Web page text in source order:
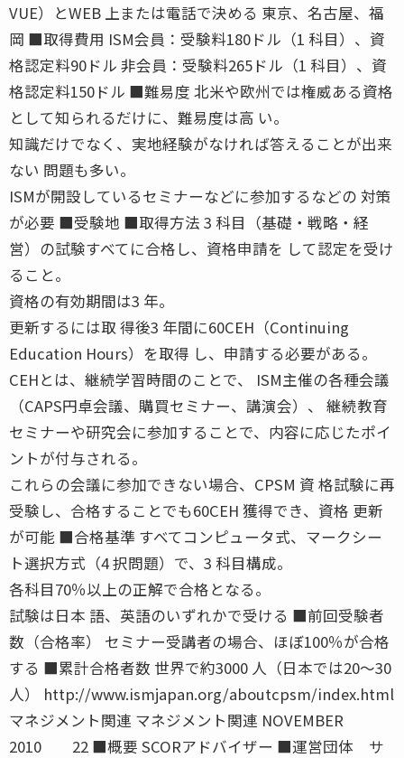
VUE）とWEB 上または電話で決める 東京、名古屋、福
岡 ■取得費用 ISM会員：受験料180ドル（1 科目）、資
格認定料90ドル 非会員：受験料265ドル（1 科目）、資
格認定料150ドル ■難易度 北米や欧州では権威ある資格
として知られるだけに、難易度は高 い。
知識だけでなく、実地経験がなければ答えることが出来
ない 問題も多い。
ISMが開設しているセミナーなどに参加するなどの 対策
が必要 ■受験地 ■取得方法 3 科目（基礎・戦略・経
営）の試験すべてに合格し、資格申請を して認定を受け
ること。
資格の有効期間は3 年。
更新するには取 得後3 年間に60CEH（Continuing
Education Hours）を取得 し、申請する必要がある。
CEHとは、継続学習時間のことで、 ISM主催の各種会議
（CAPS円卓会議、購買セミナー、講演会）、 継続教育
セミナーや研究会に参加することで、内容に応じたポイ
ントが付与される。
これらの会議に参加できない場合、CPSM 資 格試験に再
受験し、合格することでも60CEH 獲得でき、資格 更新
が可能 ■合格基準 すべてコンピュータ式、マークシー
ト選択方式（4 択問題）で、3 科目構成。
各科目70％以上の正解で合格となる。
試験は日本 語、英語のいずれかで受ける ■前回受験者
数（合格率） セミナー受講者の場合、ほぼ100％が合格
する ■累計合格者数 世界で約3000 人（日本では20〜30
人） http://www.ismjapan.org/aboutcpsm/index.html
マネジメント関連 マネジメント関連 NOVEMBER
2010 22 ■概要 SCORアドバイザー ■運営団体 サ